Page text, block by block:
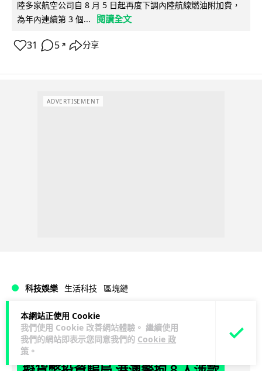
本網站正使用 Cookie
我們使用 Cookie 改善網站體驗。 繼續使用
我們的網站即表示您同意我們的 Cookie 政
策 。
陸多家航空公司自 8 月 5 日起再度下調內陸航線燃油附加費，
為年內連續第 3 個...
閱讀全文
31 5 ↗ 分享
ADVERTISEMENT
科技娛樂 生活科技 區塊鏈
Lawton 1 日
Fun Coffee 咖啡騙局爆煲 咖啡包裝虛